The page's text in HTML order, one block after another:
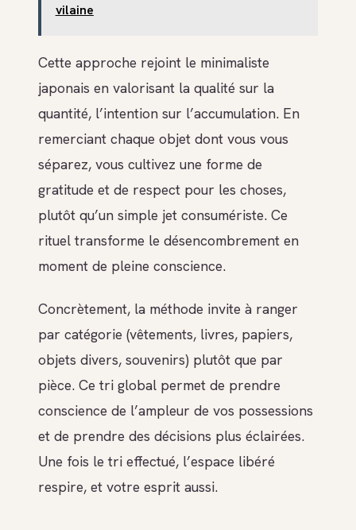
vilaine
Cette approche rejoint le minimaliste
japonais en valorisant la qualité sur la
quantité, l’intention sur l’accumulation. En
remerciant chaque objet dont vous vous
séparez, vous cultivez une forme de
gratitude et de respect pour les choses,
plutôt qu’un simple jet consumériste. Ce
rituel transforme le désencombrement en
moment de pleine conscience.
Concrètement, la méthode invite à ranger
par catégorie (vêtements, livres, papiers,
objets divers, souvenirs) plutôt que par
pièce. Ce tri global permet de prendre
conscience de l’ampleur de vos possessions
et de prendre des décisions plus éclairées.
Une fois le tri effectué, l’espace libéré
respire, et votre esprit aussi.